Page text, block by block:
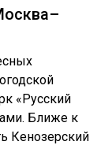
«Русский
Ближе к
Кенозерский